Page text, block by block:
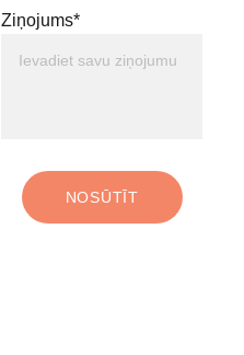
Ziņojums*
NOSŪTĪT